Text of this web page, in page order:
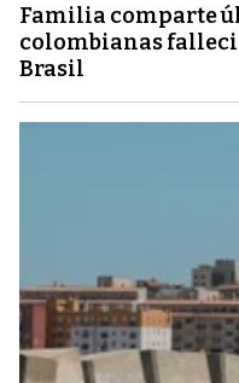
Familia comparte
colombianas
Brasil